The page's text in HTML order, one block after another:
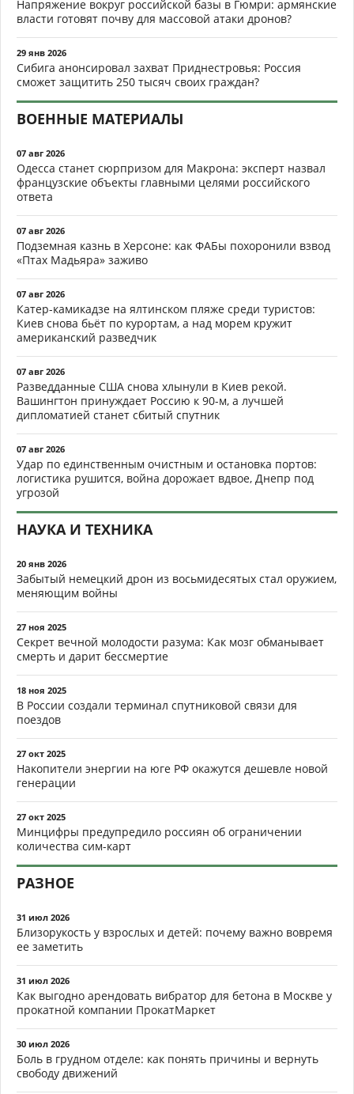
Напряжение вокруг российской базы в Гюмри: армянские
власти готовят почву для массовой атаки дронов?
29 янв 2026
Сибига анонсировал захват Приднестровья: Россия
сможет защитить 250 тысяч своих граждан?
ВОЕННЫЕ МАТЕРИАЛЫ
07 авг 2026
Одесса станет сюрпризом для Макрона: эксперт назвал
французские объекты главными целями российского
ответа
07 авг 2026
Подземная казнь в Херсоне: как ФАБы похоронили взвод
«Птах Мадьяра» заживо
07 авг 2026
Катер-камикадзе на ялтинском пляже среди туристов:
Киев снова бьёт по курортам, а над морем кружит
американский разведчик
07 авг 2026
Разведданные США снова хлынули в Киев рекой.
Вашингтон принуждает Россию к 90-м, а лучшей
дипломатией станет сбитый спутник
07 авг 2026
Удар по единственным очистным и остановка портов:
логистика рушится, война дорожает вдвое, Днепр под
угрозой
НАУКА И ТЕХНИКА
20 янв 2026
Забытый немецкий дрон из восьмидесятых стал оружием,
меняющим войны
27 ноя 2025
Секрет вечной молодости разума: Как мозг обманывает
смерть и дарит бессмертие
18 ноя 2025
В России создали терминал спутниковой связи для
поездов
27 окт 2025
Накопители энергии на юге РФ окажутся дешевле новой
генерации
27 окт 2025
Минцифры предупредило россиян об ограничении
количества сим-карт
РАЗНОЕ
31 июл 2026
Близорукость у взрослых и детей: почему важно вовремя
ее заметить
31 июл 2026
Как выгодно арендовать вибратор для бетона в Москве у
прокатной компании ПрокатМаркет
30 июл 2026
Боль в грудном отделе: как понять причины и вернуть
свободу движений